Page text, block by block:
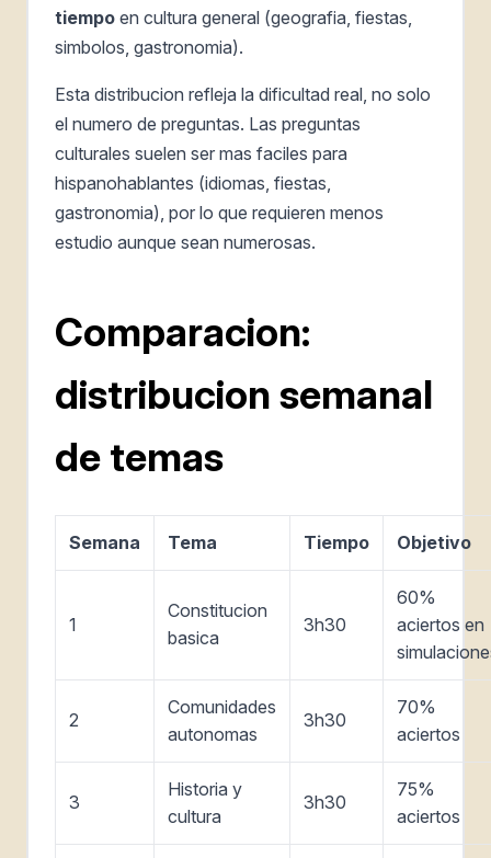
tiempo en cultura general (geografia, fiestas,
simbolos, gastronomia).
Esta distribucion refleja la dificultad real, no solo
el numero de preguntas. Las preguntas
culturales suelen ser mas faciles para
hispanohablantes (idiomas, fiestas,
gastronomia), por lo que requieren menos
estudio aunque sean numerosas.
Comparacion:
distribucion semanal
de temas
Semana Tema Tiempo Objetivo
1
Constitucion
basica
3h30
60%
aciertos en
2
Comunidades
autonomas
3h30
70%
aciertos
3
Historia y
cultura
3h30
75%
aciertos